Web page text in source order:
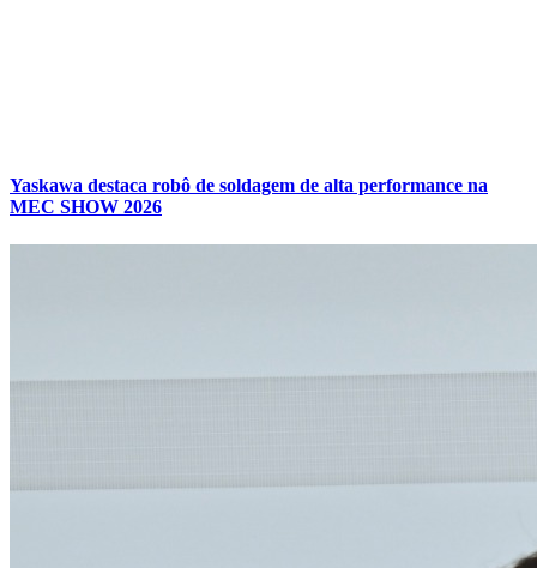
Yaskawa destaca robô de soldagem de alta performance na
MEC SHOW 2026